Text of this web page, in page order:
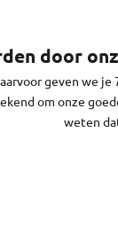
op
in Poeldijk en
door
geven we
om onze
weten